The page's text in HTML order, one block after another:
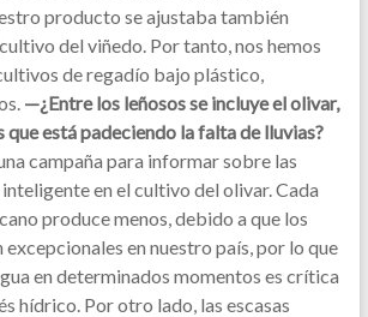
producto se ajustaba también
del viñedo. Por tanto, nos hemos
de regadío bajo plástico,
—¿Entre los leñosos se incluye el olivar,
que está padeciendo la falta de lluvias?
campaña para informar sobre las
en el cultivo del olivar. Cada
produce menos, debido a que los
excepcionales en nuestro país, por lo que
en determinados momentos es crítica
hídrico. Por otro lado, las escasas